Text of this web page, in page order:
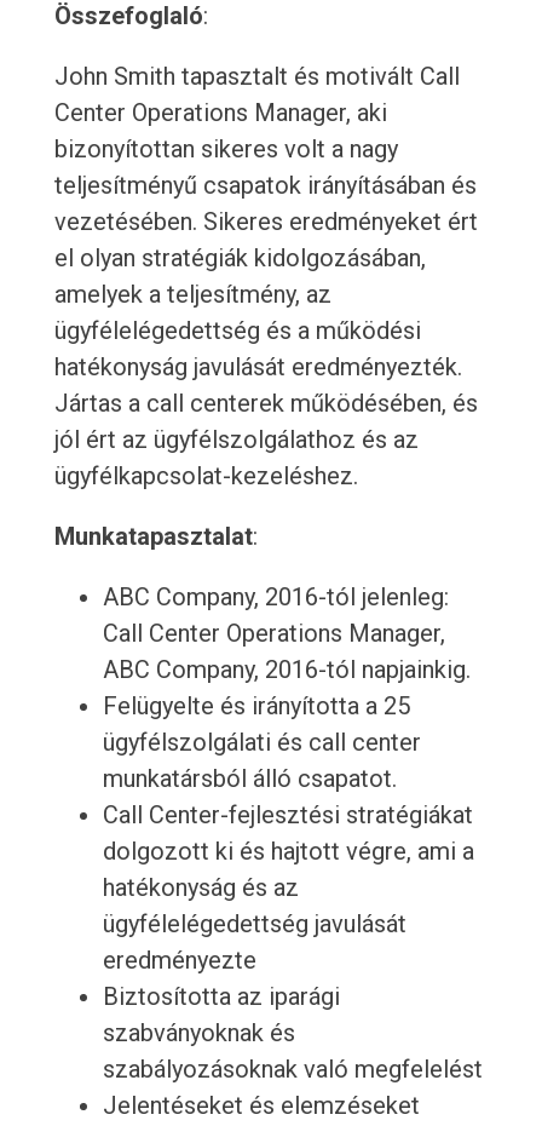
Összefoglaló:
John Smith tapasztalt és motivált Call
Center Operations Manager, aki
bizonyítottan sikeres volt a nagy
teljesítményű csapatok irányításában és
vezetésében. Sikeres eredményeket ért
el olyan stratégiák kidolgozásában,
amelyek a teljesítmény, az
ügyfélelégedettség és a működési
hatékonyság javulását eredményezték.
Jártas a call centerek működésében, és
jól ért az ügyfélszolgálathoz és az
ügyfélkapcsolat-kezeléshez.
Munkatapasztalat:
ABC Company, 2016-tól jelenleg:
Call Center Operations Manager,
ABC Company, 2016-tól napjainkig.
Felügyelte és irányította a 25
ügyfélszolgálati és call center
munkatársból álló csapatot.
Call Center-fejlesztési stratégiákat
dolgozott ki és hajtott végre, ami a
hatékonyság és az
ügyfélelégedettség javulását
eredményezte
Biztosította az iparági
szabványoknak és
szabályozásoknak való megfelelést
Jelentéseket és elemzéseket